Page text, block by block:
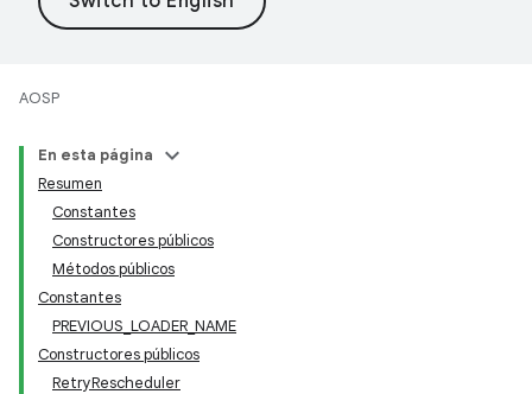
AOSP
En esta página
Resumen
Constantes
Constructores públicos
Métodos públicos
Constantes
PREVIOUS_LOADER_NAME
Constructores públicos
RetryRescheduler